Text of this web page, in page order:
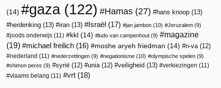
(14) gaza (122) Hamas (27) hans knoop (13)
herdenking (13) iran (13) Israël (17) jan jambon (10) Jeruzalem (9)
joods onderwijs (11) kkl (14) ludo van campenhout (9)
magazine
(19)
michael freilich (16) moshe aryeh friedman (14) n-va (12)
nederland (11) nederzettingen (9) negationisme (10) olympische spelen (9)
shimon peres (9) syrië (12) unia (12) veiligheid (13) verkiezingen (11)
vlaams belang (11) vrt (18)